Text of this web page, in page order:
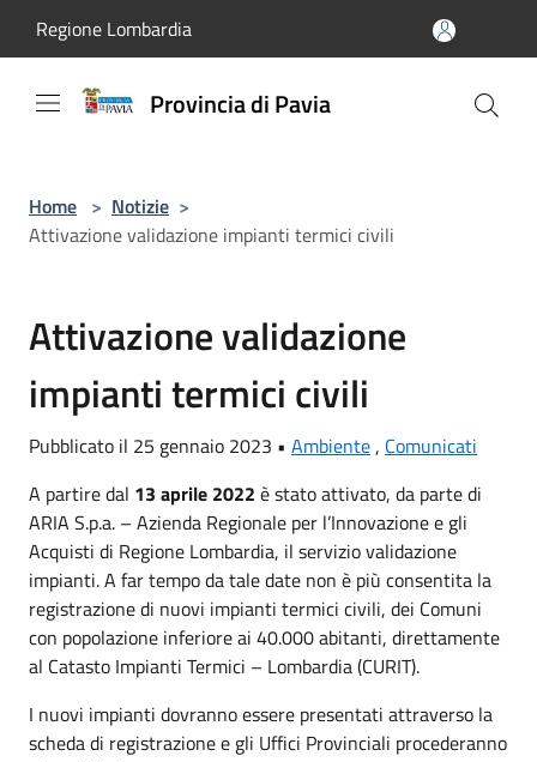
Regione Lombardia
Provincia di Pavia
Home > Notizie >
Attivazione validazione impianti termici civili
Attivazione validazione
impianti termici civili
Pubblicato il 25 gennaio 2023 • Ambiente , Comunicati
A partire dal 13 aprile 2022 è stato attivato, da parte di
ARIA S.p.a. – Azienda Regionale per l’Innovazione e gli
Acquisti di Regione Lombardia, il servizio validazione
impianti. A far tempo da tale date non è più consentita la
registrazione di nuovi impianti termici civili, dei Comuni
con popolazione inferiore ai 40.000 abitanti, direttamente
al Catasto Impianti Termici – Lombardia (CURIT).
I nuovi impianti dovranno essere presentati attraverso la
scheda di registrazione e gli Uffici Provinciali procederanno